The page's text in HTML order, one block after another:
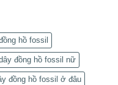
hồ fossil
đồng hồ fossil nữ
đồng hồ fossil ở đâu